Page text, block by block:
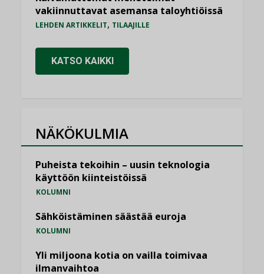
vakiinnuttavat asemansa taloyhtiöissä
LEHDEN ARTIKKELIT, TILAAJILLE
KATSO KAIKKI
NÄKÖKULMIA
Puheista tekoihin – uusin teknologia
käyttöön kiinteistöissä
KOLUMNI
Sähköistäminen säästää euroja
KOLUMNI
Yli miljoona kotia on vailla toimivaa
ilmanvaihtoa